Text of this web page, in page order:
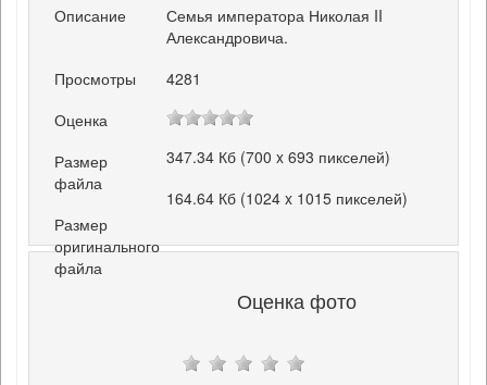
Описание
Семья императора Николая II
Александровича.
Просмотры
4281
Оценка
Размер
файла
347.34 Кб (700 x 693 пикселей)
Размер
оригинального
файла
164.64 Кб (1024 x 1015 пикселей)
Оценка фото